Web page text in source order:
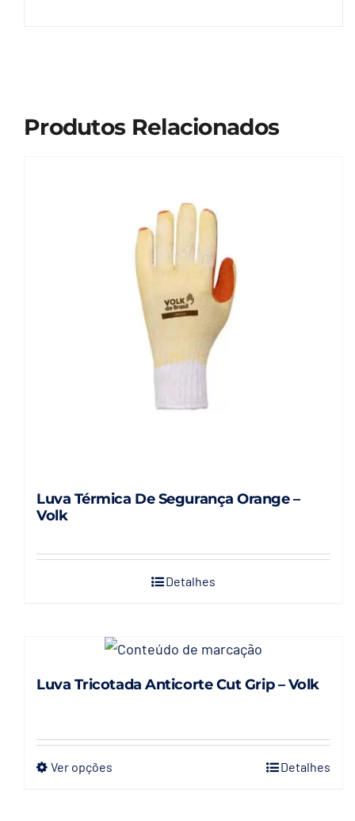
Produtos Relacionados
Luva Térmica De Segurança Orange –
Volk
Detalhes
Luva Tricotada Anticorte Cut Grip – Volk
Ver opçõesEste
Detalhes